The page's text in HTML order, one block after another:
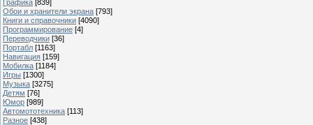
Графика [839]
Обои и хранители экрана [793]
Книги и справочники [4090]
Программирование [4]
Переводчики [36]
Портабл [1163]
Навигация [159]
Мобилка [1184]
Игры [1300]
Музыка [3275]
Детям [76]
Юмор [989]
Автомототехника [113]
Разное [438]